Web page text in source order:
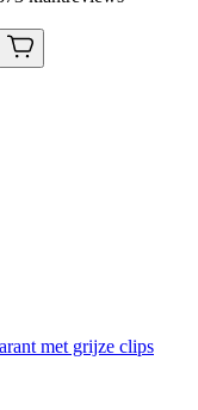
met grijze clips